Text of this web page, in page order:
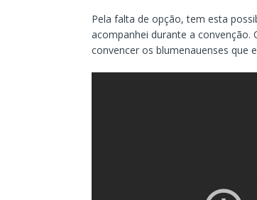
Pela falta de opção, tem esta
acompanhei durante a convenção.
convencer os blumenauenses que